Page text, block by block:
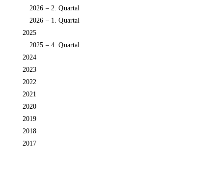
2026 – 2. Quartal
2026 – 1. Quartal
2025
2025 – 4. Quartal
2024
2023
2022
2021
2020
2019
2018
2017